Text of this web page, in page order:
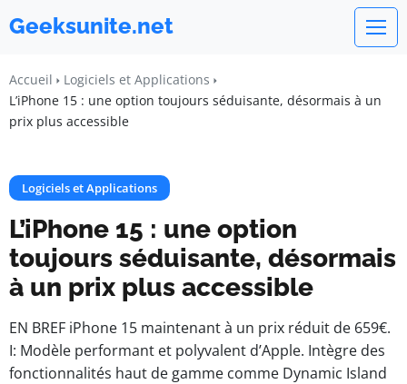
Geeksunite.net
Accueil
Logiciels et Applications
L’iPhone 15 : une option toujours séduisante, désormais à un
prix plus accessible
Logiciels et Applications
L’iPhone 15 : une option
toujours séduisante, désormais
à un prix plus accessible
EN BREF iPhone 15 maintenant à un prix réduit de 659€.
I: Modèle performant et polyvalent d’Apple. Intègre des
fonctionnalités haut de gamme comme Dynamic Island